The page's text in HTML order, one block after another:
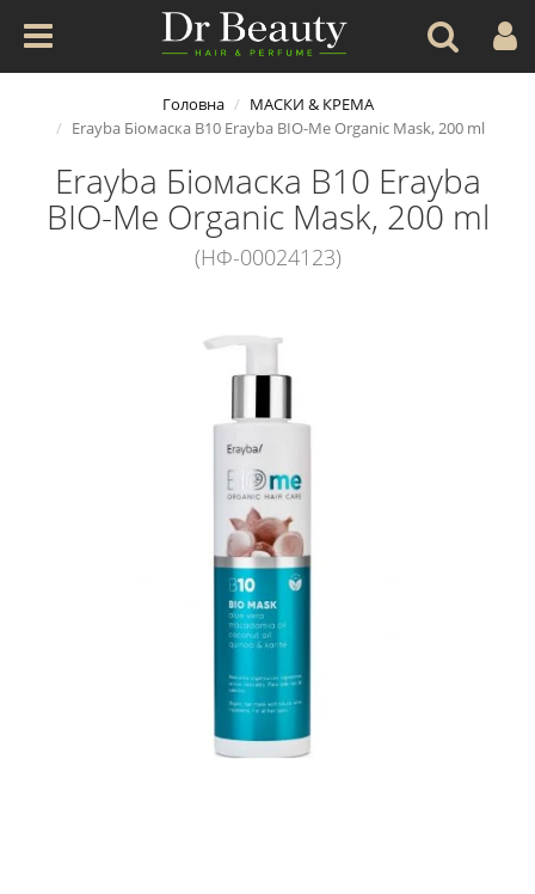
Головна
МАСКИ & КРЕМА
Erayba Біомаска B10 Erayba BIO-Me Organic Mask, 200 ml
Erayba Біомаска B10 Erayba
BIO-Me Organic Mask, 200 ml
(НФ-00024123)